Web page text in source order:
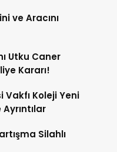
ve Aracını
Utku Caner
Kararı!
Koleji Yeni
Silahlı